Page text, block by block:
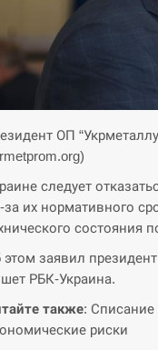
ОП
следует
за их нормативного
состояния
этом заявил
РБК-Украина.
также: Списание
риски